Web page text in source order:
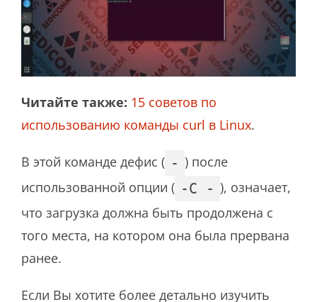
Читайте также: 15 советов по
использованию команды curl в Linux.
В этой команде дефис ( - ) после
использованной опции ( -C - ), означает,
что загрузка должна быть продолжена с
того места, на котором она была прервана
ранее.
Если Вы хотите более детально изучить